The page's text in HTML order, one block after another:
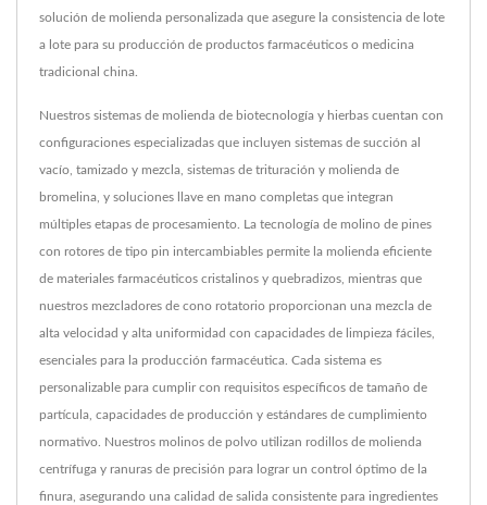
solución de molienda personalizada que asegure la consistencia de lote
a lote para su producción de productos farmacéuticos o medicina
tradicional china.
Nuestros sistemas de molienda de biotecnología y hierbas cuentan con
configuraciones especializadas que incluyen sistemas de succión al
vacío, tamizado y mezcla, sistemas de trituración y molienda de
bromelina, y soluciones llave en mano completas que integran
múltiples etapas de procesamiento. La tecnología de molino de pines
con rotores de tipo pin intercambiables permite la molienda eficiente
de materiales farmacéuticos cristalinos y quebradizos, mientras que
nuestros mezcladores de cono rotatorio proporcionan una mezcla de
alta velocidad y alta uniformidad con capacidades de limpieza fáciles,
esenciales para la producción farmacéutica. Cada sistema es
personalizable para cumplir con requisitos específicos de tamaño de
partícula, capacidades de producción y estándares de cumplimiento
normativo. Nuestros molinos de polvo utilizan rodillos de molienda
centrífuga y ranuras de precisión para lograr un control óptimo de la
finura, asegurando una calidad de salida consistente para ingredientes